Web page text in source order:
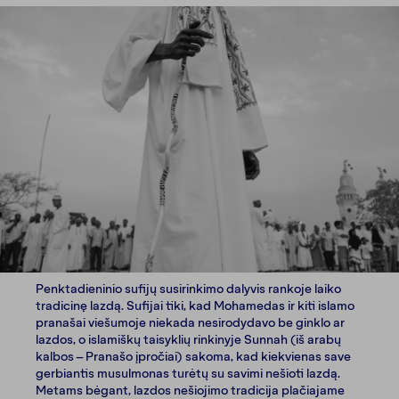
Penktadieninio sufijų susirinkimo dalyvis rankoje laiko
tradicinę lazdą. Sufijai tiki, kad Mohamedas ir kiti islamo
pranašai viešumoje niekada nesirodydavo be ginklo ar
lazdos, o islamiškų taisyklių rinkinyje Sunnah (iš arabų
kalbos – Pranašo įpročiai) sakoma, kad kiekvienas save
gerbiantis musulmonas turėtų su savimi nešioti lazdą.
Metams bėgant, lazdos nešiojimo tradicija plačiajame